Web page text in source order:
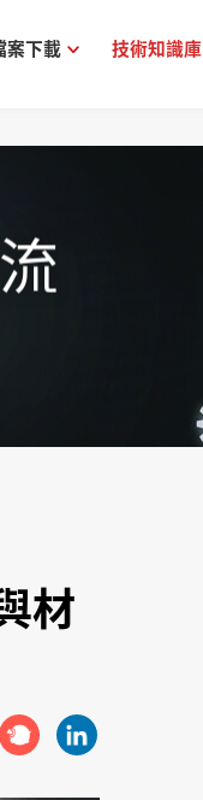
案下載 技術知識庫
材